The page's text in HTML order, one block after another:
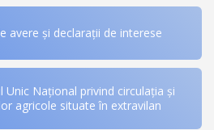
avere și declarații de interese
Unic Național privind circulația și
agricole situate în extravilan